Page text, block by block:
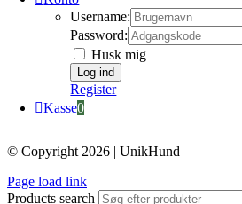
Username:
Password:
Husk mig
Register
Kasse0
© Copyright 2026 | UnikHund
Page load link
Products search